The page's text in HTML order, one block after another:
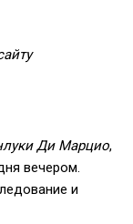
Ди Марцио,
вечером.
и